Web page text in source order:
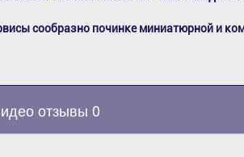
сообразно починке миниатюрной и
отзывы 0